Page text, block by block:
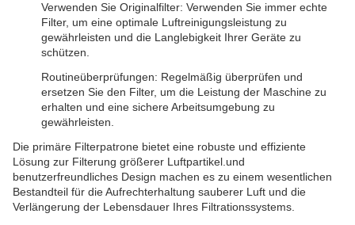
Verwenden Sie Originalfilter: Verwenden Sie immer echte
Filter, um eine optimale Luftreinigungsleistung zu
gewährleisten und die Langlebigkeit Ihrer Geräte zu
schützen.
Routineüberprüfungen: Regelmäßig überprüfen und
ersetzen Sie den Filter, um die Leistung der Maschine zu
erhalten und eine sichere Arbeitsumgebung zu
gewährleisten.
Die primäre Filterpatrone bietet eine robuste und effiziente
Lösung zur Filterung größerer Luftpartikel.und
benutzerfreundliches Design machen es zu einem wesentlichen
Bestandteil für die Aufrechterhaltung sauberer Luft und die
Verlängerung der Lebensdauer Ihres Filtrationssystems.